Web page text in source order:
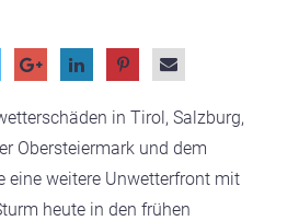
in Tirol, Salzburg,
Obersteiermark und dem
eine weitere Unwetterfront mit
heute in den frühen